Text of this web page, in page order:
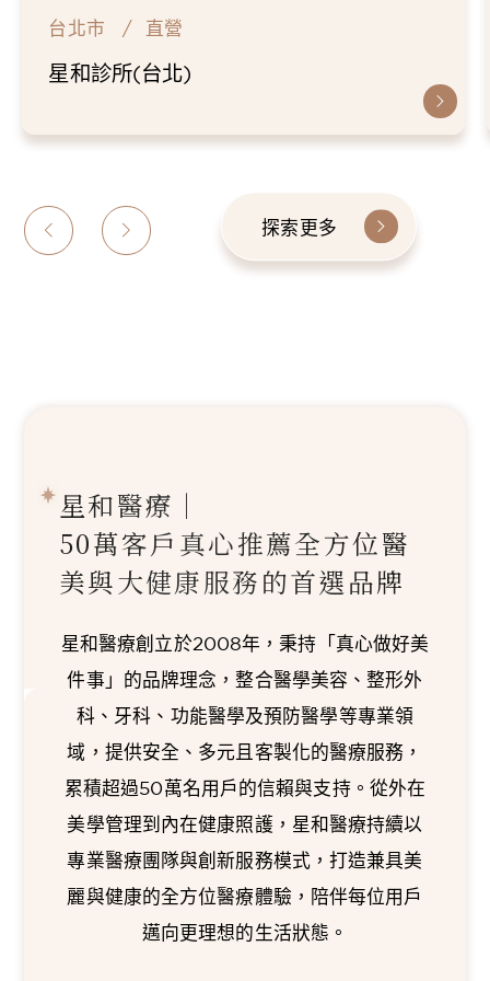
台北市 直營
星和診所(台北)
探索更多
星和醫療｜
50萬客戶真心推薦全方位醫
美與大健康服務的首選品牌
星和醫療創立於2008年，秉持「真心做好美
件事」的品牌理念，整合醫學美容、整形外
科、牙科、功能醫學及預防醫學等專業領
域，提供安全、多元且客製化的醫療服務，
累積超過50萬名用戶的信賴與支持。從外在
美學管理到內在健康照護，星和醫療持續以
專業醫療團隊與創新服務模式，打造兼具美
麗與健康的全方位醫療體驗，陪伴每位用戶
邁向更理想的生活狀態。